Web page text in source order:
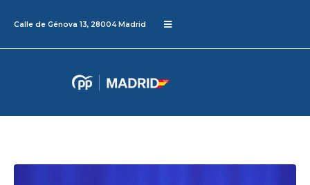
Calle de Génova 13, 28004 Madrid